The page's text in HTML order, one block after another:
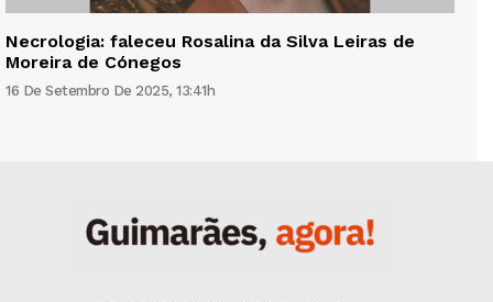
Necrologia: faleceu Rosalina da Silva Leiras de
Moreira de Cónegos
16 De Setembro De 2025, 13:41h